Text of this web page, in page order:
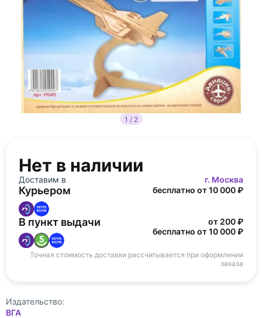
1 / 2
Нет в наличии
Доставим в г. Москва
Курьером бесплатно от 10 000 ₽
В пункт выдачи
от 200 ₽
бесплатно от 10 000 ₽
Точная стоимость доставки рассчитывается при оформлении
заказа
Издательство:
ВГА